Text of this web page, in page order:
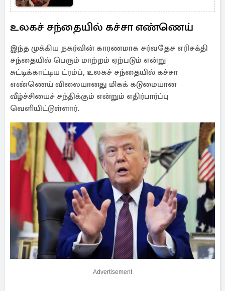
உலகச் சந்தையில் கச்சா எண்ணெய்
இந்த முக்கிய நகர்வின் காரணமாக சர்வதேச எரிசக்தி
சந்தையில் பெரும் மாற்றம் ஏற்படும் என்று
சுட்டிக்காட்டிய ட்ரம்ப், உலகச் சந்தையில் கச்சா
எண்ணெய் விலையானது மிகக் கடுமையான
வீழ்ச்சியைச் சந்திக்கும் என்றும் எதிர்பார்ப்பு
வெளியிட்டுள்ளார்.
Advertisement